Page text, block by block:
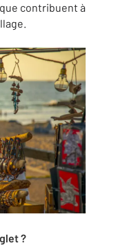
contribuent à
?